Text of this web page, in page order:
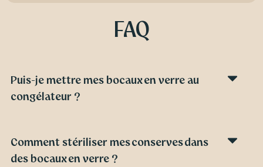
FAQ
Puis-je mettre mes bocaux en verre au
congélateur ?
Comment stériliser mes conserves dans
des bocaux en verre ?